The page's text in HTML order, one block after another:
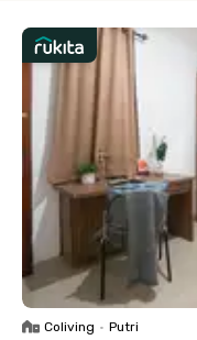
Coliving • Putri